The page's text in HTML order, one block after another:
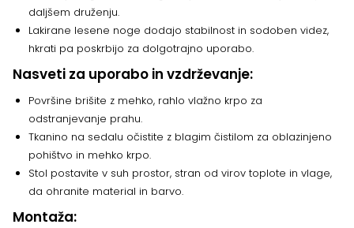
daljšem druženju.
Lakirane lesene noge dodajo stabilnost in sodoben videz,
hkrati pa poskrbijo za dolgotrajno uporabo.
Nasveti za uporabo in vzdrževanje:
Površine brišite z mehko, rahlo vlažno krpo za
odstranjevanje prahu.
Tkanino na sedalu očistite z blagim čistilom za oblazinjeno
pohištvo in mehko krpo.
Stol postavite v suh prostor, stran od virov toplote in vlage,
da ohranite material in barvo.
Montaža: